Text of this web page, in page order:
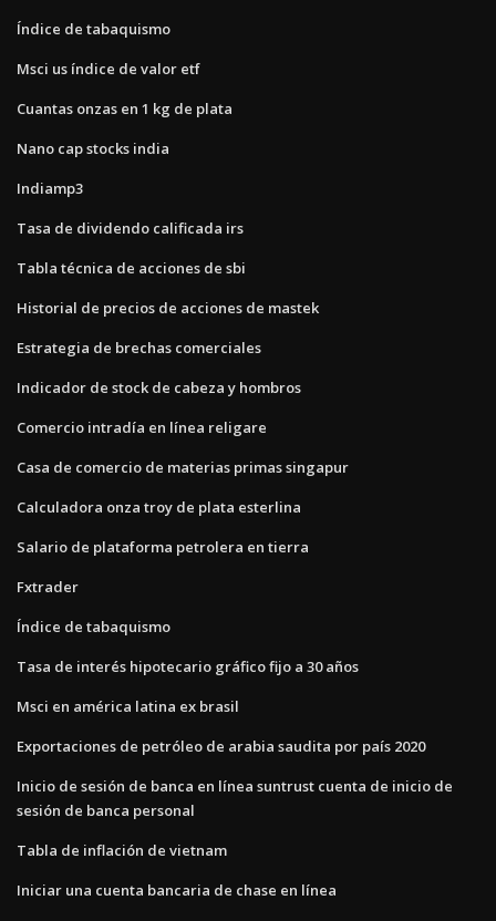
Índice de tabaquismo
Msci us índice de valor etf
Cuantas onzas en 1 kg de plata
Nano cap stocks india
Indiamp3
Tasa de dividendo calificada irs
Tabla técnica de acciones de sbi
Historial de precios de acciones de mastek
Estrategia de brechas comerciales
Indicador de stock de cabeza y hombros
Comercio intradía en línea religare
Casa de comercio de materias primas singapur
Calculadora onza troy de plata esterlina
Salario de plataforma petrolera en tierra
Fxtrader
Índice de tabaquismo
Tasa de interés hipotecario gráfico fijo a 30 años
Msci en américa latina ex brasil
Exportaciones de petróleo de arabia saudita por país 2020
Inicio de sesión de banca en línea suntrust cuenta de inicio de
sesión de banca personal
Tabla de inflación de vietnam
Iniciar una cuenta bancaria de chase en línea